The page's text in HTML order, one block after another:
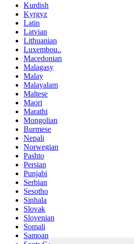
Kurdish
Kyrgyz
Latin
Latvian
Lithuanian
Luxembou..
Macedonian
Malagasy
Malay
Malayalam
Maltese
Maori
Marathi
Mongolian
Burmese
Nepali
Norwegian
Pashto
Persian
Punjabi
Serbian
Sesotho
Sinhala
Slovak
Slovenian
Somali
Samoan